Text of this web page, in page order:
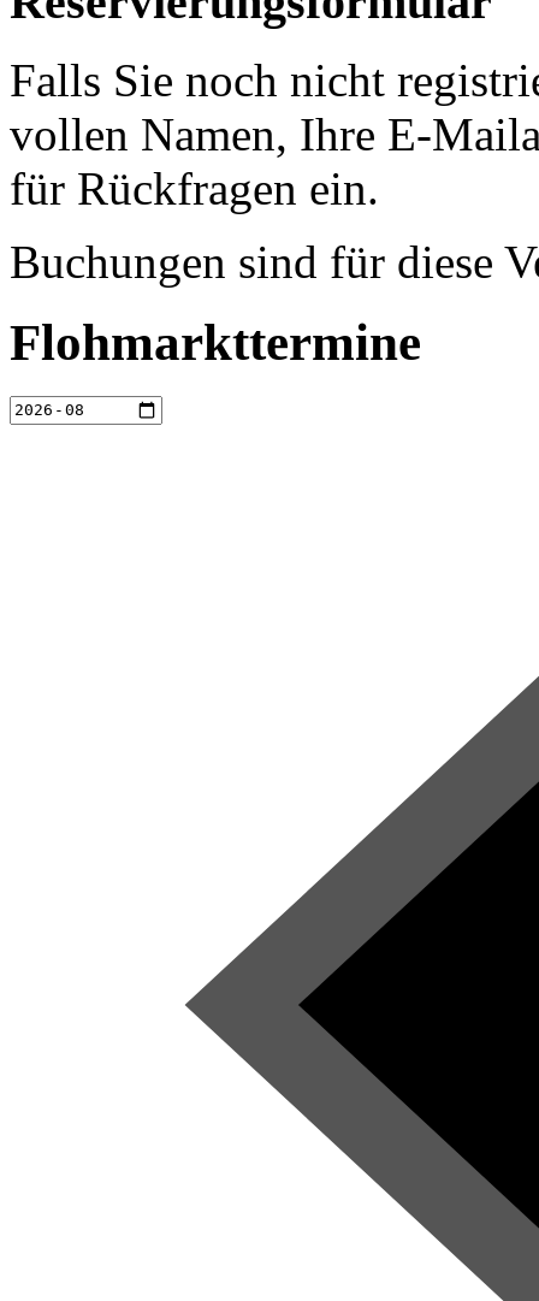
Falls Sie noch nicht
vollen Namen, Ihre E-
für Rückfragen ein.
Buchungen sind für diese
Flohmarkttermine